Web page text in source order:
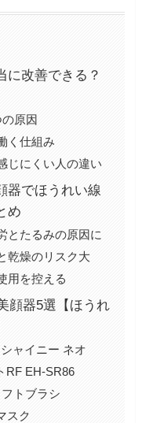
に改善できる？
原因
く仕組み
じにくい人の違い
器でほうれい線
め
とたるみの原因に
乾燥のリスク大
用を控える
顔器5選【ほうれ
ャイニー ネオ
RF EH-SR86
トブラシ
スク